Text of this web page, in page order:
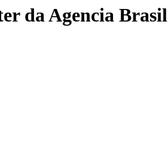
da Agencia Brasil